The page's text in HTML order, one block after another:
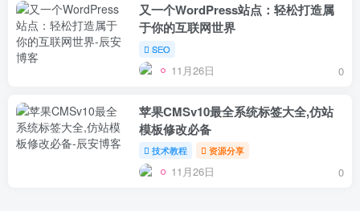
又一个WordPress站点：轻松打造属
于你的互联网世界
SEO
11月26日 0
苹果CMSv10最全系统标签大全,仿站
模板修改必备
技术教程 资源分享
11月26日 0